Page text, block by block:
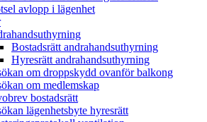
avlopp i lägenhet
Bostadsrätt andrahandsuthyrning
Hyresrätt andrahandsuthyrning
om droppskydd ovanför balkong
om medlemskap
bostadsrätt
lägenhetsbyte hyresrätt